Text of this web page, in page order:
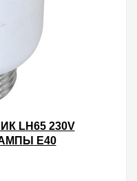
LH65 230V
E40